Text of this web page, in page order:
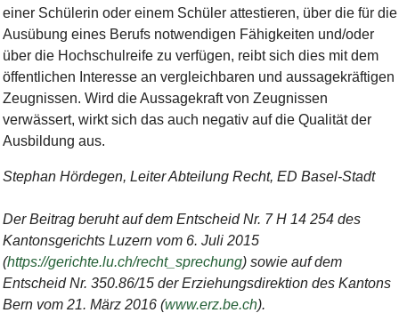
einer Schülerin oder einem Schüler attestieren, über die für die
Ausübung eines Berufs notwendigen Fähigkeiten und/oder
über die Hochschulreife zu verfügen, reibt sich dies mit dem
öffentlichen Interesse an vergleichbaren und aussagekräftigen
Zeugnissen. Wird die Aussagekraft von Zeugnissen
verwässert, wirkt sich das auch negativ auf die Qualität der
Ausbildung aus.
Stephan Hördegen, Leiter Abteilung Recht, ED Basel-Stadt
Der Beitrag beruht auf dem Entscheid Nr. 7 H 14 254 des
Kantonsgerichts Luzern vom 6. Juli 2015
(https://gerichte.lu.ch/recht_sprechung) sowie auf dem
Entscheid Nr. 350.86/15 der Erziehungsdirektion des Kantons
Bern vom 21. März 2016 (www.erz.be.ch).